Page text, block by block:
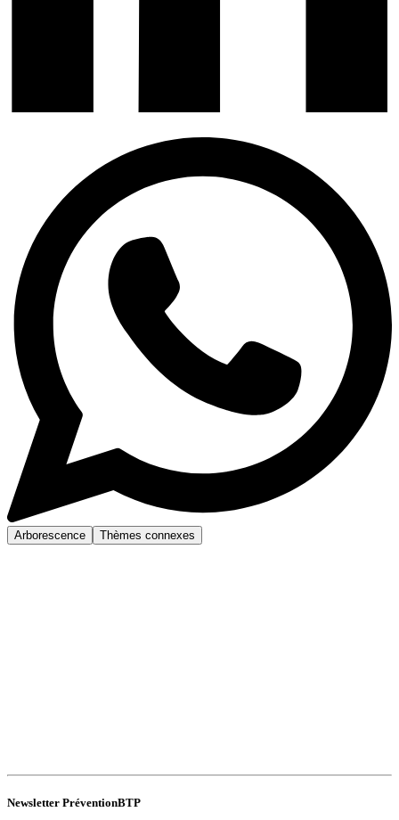
Arborescence Thèmes connexes
Newsletter PréventionBTP